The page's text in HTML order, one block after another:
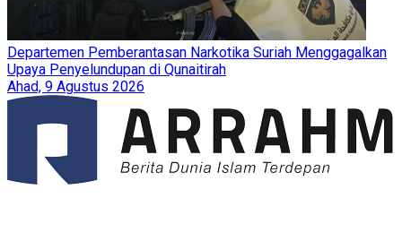
Departemen Pemberantasan Narkotika Suriah Menggagalkan
Upaya Penyelundupan di Qunaitirah
Ahad, 9 Agustus 2026